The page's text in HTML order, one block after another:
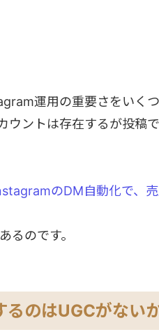
運用の重要さをいく
ントは存在するが投稿
のDM自動化で、
るのです。
のはUGCがない